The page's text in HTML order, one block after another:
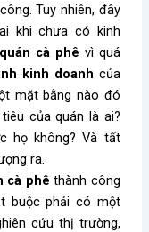
Tuy nhiên, đây
khi chưa có kinh
cà phê vì quá
kinh doanh của
mặt bằng nào đó
của quán là ai?
họ không? Và tất
ra.
cà phê thành công
buộc phải có một
cứu thị trường,